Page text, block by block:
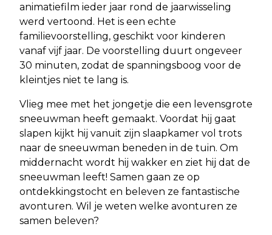
animatiefilm ieder jaar rond de jaarwisseling
werd vertoond. Het is een echte
familievoorstelling, geschikt voor kinderen
vanaf vijf jaar. De voorstelling duurt ongeveer
30 minuten, zodat de spanningsboog voor de
kleintjes niet te lang is.
Vlieg mee met het jongetje die een levensgrote
sneeuwman heeft gemaakt. Voordat hij gaat
slapen kijkt hij vanuit zijn slaapkamer vol trots
naar de sneeuwman beneden in de tuin. Om
middernacht wordt hij wakker en ziet hij dat de
sneeuwman leeft! Samen gaan ze op
ontdekkingstocht en beleven ze fantastische
avonturen. Wil je weten welke avonturen ze
samen beleven?